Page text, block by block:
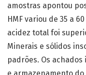
amostras apontou
HMF variou de 35 a
acidez total foi
Minerais e sólidos
padrões. Os